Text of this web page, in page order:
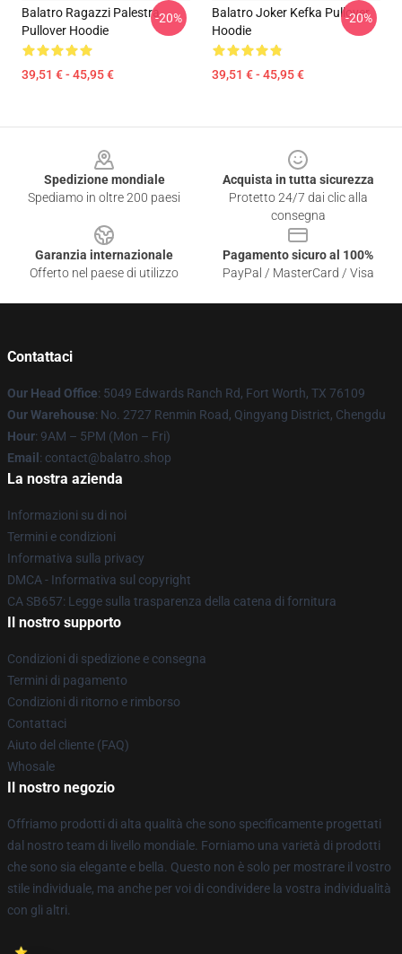
Balatro Ragazzi Palestra
Pullover Hoodie
39,51 € - 45,95 €
-20%
Balatro Joker Kefka Pullover
Hoodie
39,51 € - 45,95 €
-20%
Spedizione mondiale
Spediamo in oltre 200 paesi
Acquista in tutta sicurezza
Protetto 24/7 dai clic alla
consegna
Garanzia internazionale
Offerto nel paese di utilizzo
Pagamento sicuro al 100%
PayPal / MasterCard / Visa
Contattaci
Our Head Office: 5049 Edwards Ranch Rd, Fort Worth, TX 76109
Our Warehouse: No. 2727 Renmin Road, Qingyang District, Chengdu
Hour: 9AM – 5PM (Mon – Fri)
Email : contact@balatro.shop
La nostra azienda
Informazioni su di noi
Termini e condizioni
Informativa sulla privacy
DMCA - Informativa sul copyright
CA SB657: Legge sulla trasparenza della catena di fornitura
Il nostro supporto
Condizioni di spedizione e consegna
Termini di pagamento
Condizioni di ritorno e rimborso
Contattaci
Aiuto del cliente (FAQ)
Whosale
Il nostro negozio
Offriamo prodotti di alta qualità che sono specificamente progettati
dal nostro team di livello mondiale. Forniamo una varietà di prodotti
che sono sia elegante e bella. Questo non è solo per mostrare il vostro
stile individuale, ma anche per voi di condividere la vostra individualità
con gli altri.